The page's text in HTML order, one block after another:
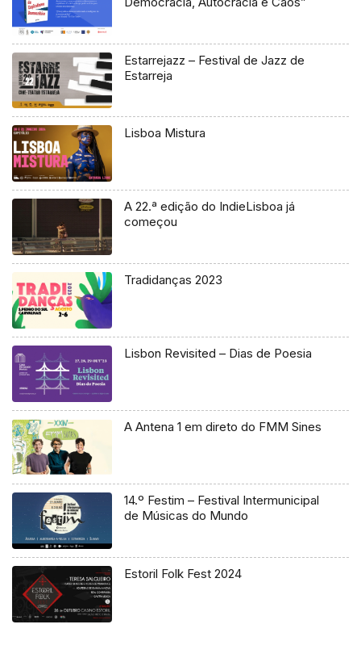
Estarrejazz – Festival de Jazz de
Estarreja
Lisboa Mistura
A 22.ª edição do IndieLisboa já
começou
Tradidanças 2023
Lisbon Revisited – Dias de Poesia
A Antena 1 em direto do FMM Sines
14.º Festim – Festival Intermunicipal
de Músicas do Mundo
Estoril Folk Fest 2024